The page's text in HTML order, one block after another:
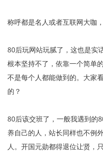
称呼都是名人或者互联网大咖
80后玩网站玩腻了，这也是实
根本坚持不了，依靠一个简单
不是每个人都能做到的。大家
的？
80后该交班了，一般我遇到的
养自己的人，站长同样也不例
人。开国元勋都得退位让贤，